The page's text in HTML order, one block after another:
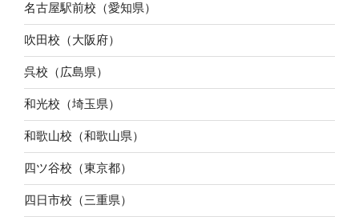
名古屋駅前校（愛知県）
吹田校（大阪府）
呉校（広島県）
和光校（埼玉県）
和歌山校（和歌山県）
四ツ谷校（東京都）
四日市校（三重県）